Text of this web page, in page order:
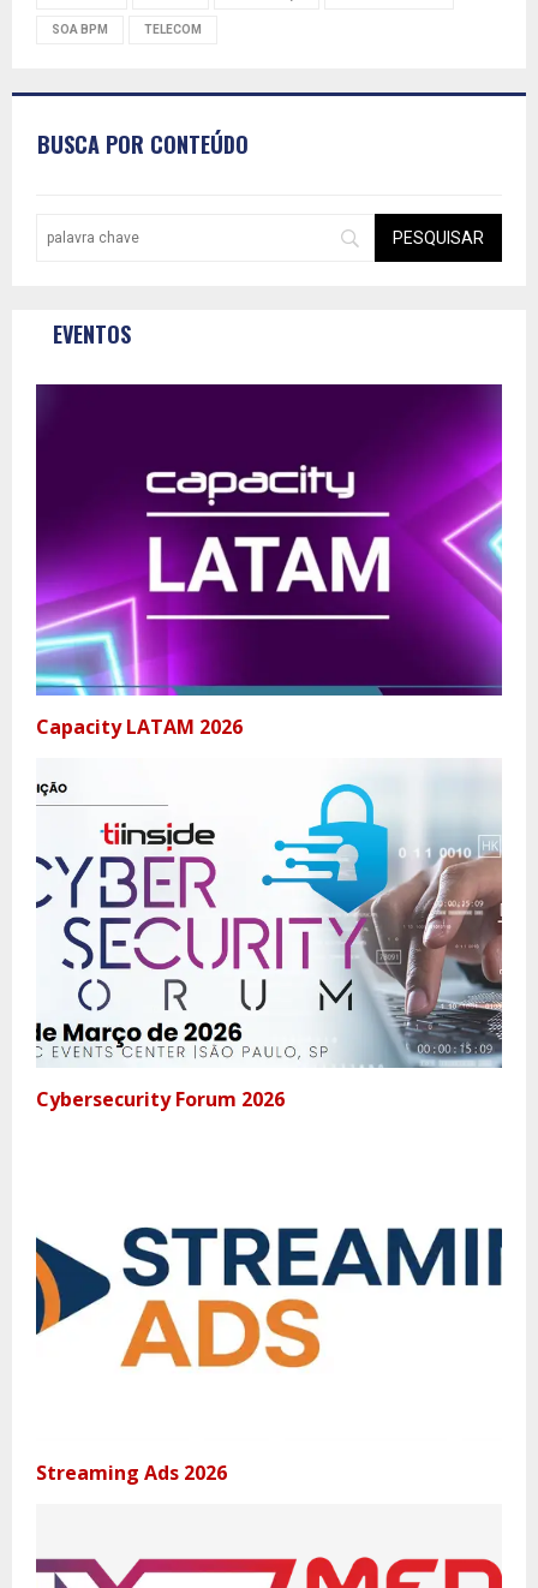
SOA BPM TELECOM
BUSCA POR CONTEÚDO
EVENTOS
Capacity LATAM 2026
Cybersecurity Forum 2026
Streaming Ads 2026